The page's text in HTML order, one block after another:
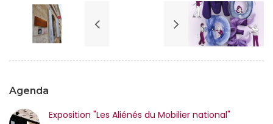
Agenda
Exposition "Les Aliénés du Mobilier national"